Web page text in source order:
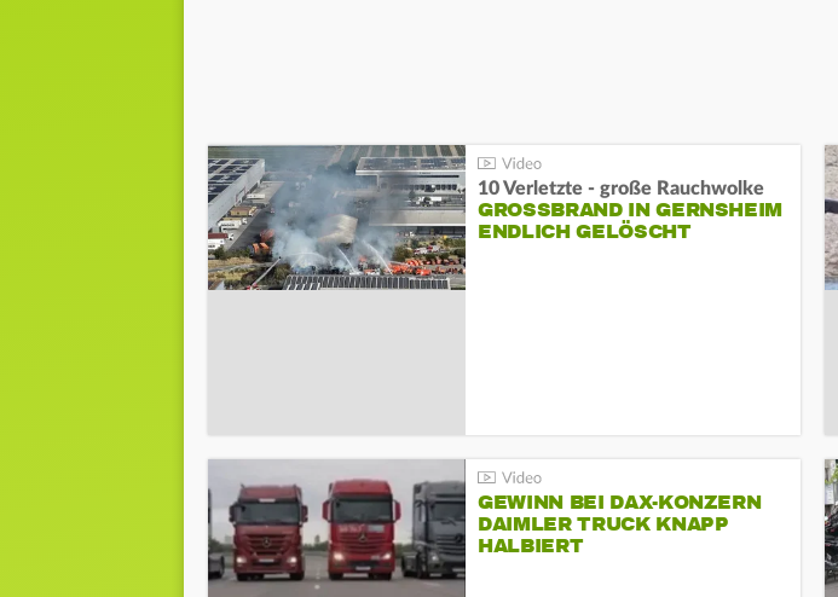
10 Verletzte - große Rauchwolke
GROSSBRAND IN GERNSHEIM E
NDLICH GELÖSCHT
GEWINN BEI DAX-KONZERN
DAIMLER TRUCK KNAPP
HALBIERT